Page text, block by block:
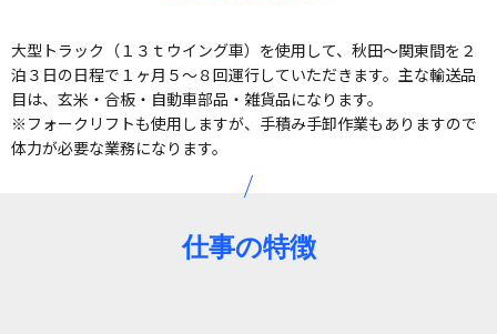
大型トラック（１３ｔウイング車）を使用して、秋田〜関東間を２
泊３日の日程で１ヶ月５〜８回運行していただきます。主な輸送品
目は、玄米・合板・自動車部品・雑貨品になります。
※フォークリフトも使用しますが、手積み手卸作業もありますので
体力が必要な業務になります。
仕事の特徴